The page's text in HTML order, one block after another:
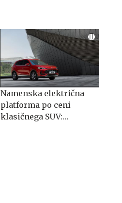
Namenska električna
platforma po ceni
klasičnega SUV: